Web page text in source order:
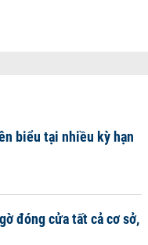
biểu tại nhiều kỳ hạn
đóng cửa tất cả cơ sở,